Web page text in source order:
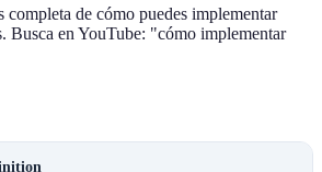
completa de cómo puedes implementar
Busca en YouTube: "cómo implementar